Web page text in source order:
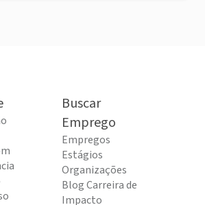
Buscar
Emprego
Empregos
Estágios
Organizações
Blog Carreira de
Impacto